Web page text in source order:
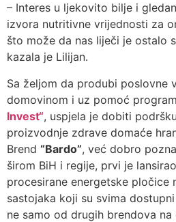
– Interes u ljekovito bilje i
izvora nutritivne vrijednosti za
što može da nas liječi je ostalo
kazala je Lilijan.
Sa željom da produbi poslovne
domovinom i uz pomoć
Invest“, uspjela je dobiti
proizvodnje zdrave domaće
Brend “Bardo”, već dobro
širom BiH i regije, prvi je
procesirane energetske pločice
sastojaka koji su svima
ne samo od drugih brendova